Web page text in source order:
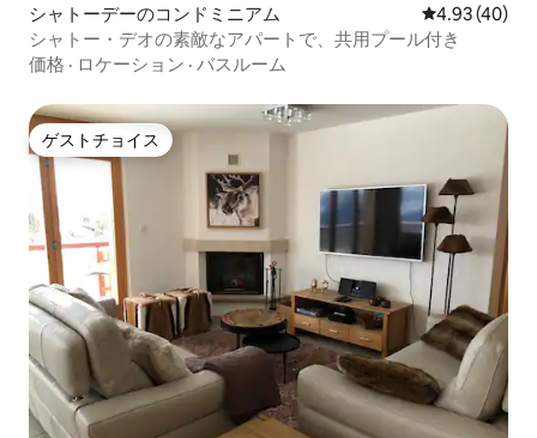
シャトーデーのコンドミニアム レビュー40
4.93 (40)
シャトー・デオの素敵なアパートで、共用プール付き
価格 · ロケーション · バスルーム
ゲストチョイス
ゲストチョイス